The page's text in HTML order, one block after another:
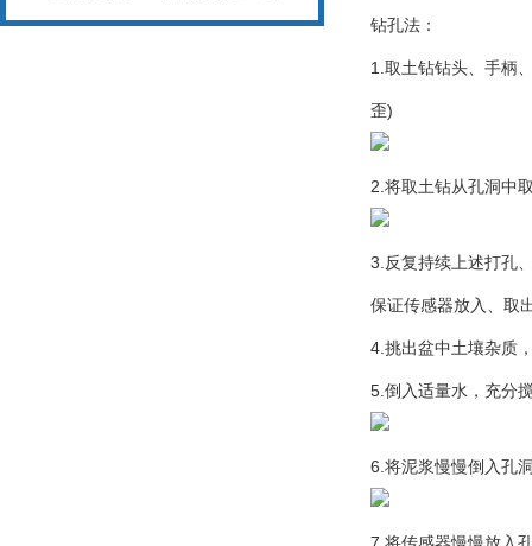
系统
钻孔法：
1.取土钻钻头、手柄
歪)
2.将取土钻从孔洞中
3.反复持续上述打孔
保证传感器放入、取
4.挑出盆中土壤杂质
5.倒入适量水，充分
6.将泥浆慢慢倒入孔